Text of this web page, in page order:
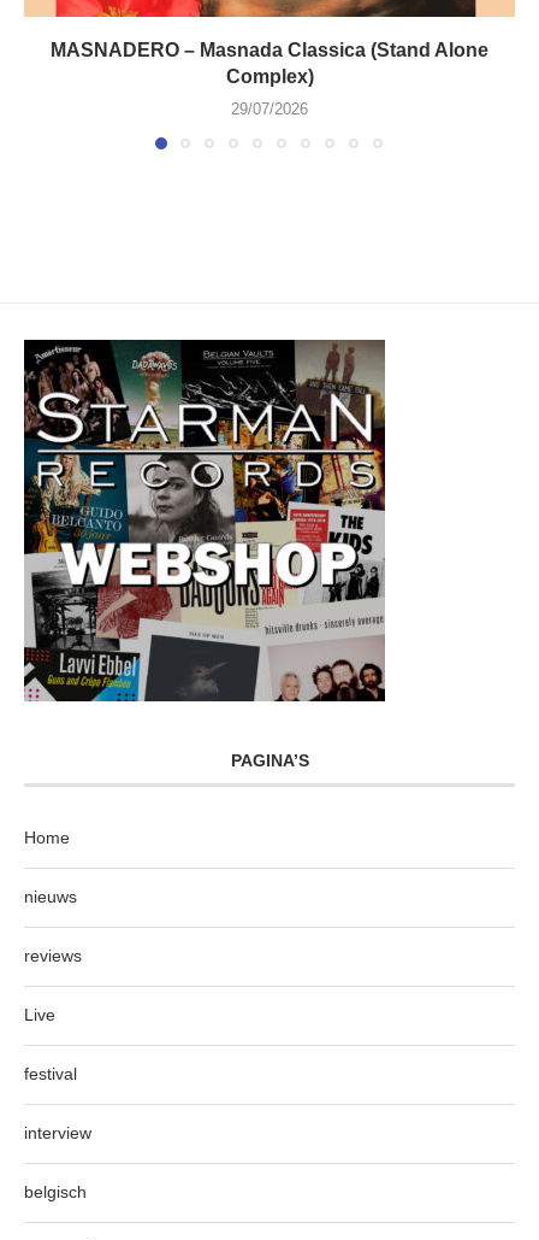
MASNADERO – Masnada Classica (Stand Alone
Complex)
29/07/2026
PAGINA’S
Home
nieuws
reviews
Live
festival
interview
belgisch